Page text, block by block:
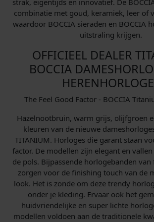
combinatie met goud, keramiek, leer of
waardoor BOCCIA sieraden en BOCCIA
uitstraling krijgen.
OFFICIEEL DEALER
BOCCIA
The Feel Good Factor - BOCCIA
Hazelnootbruin, warm grijs, olijfgroen
kleuren van de nieuwe
TITANIUM. Horloges die garant staan
factor. De modellen zijn elegant en
de pols. Bijpassende horlogebanden
zorgen voor de finishing touch van de
look. Het is zonde om deze trendy
onder je kleding. Ervaar ook het
huidvriendelijke en super lichte
modellen voldoen aan de traditionele